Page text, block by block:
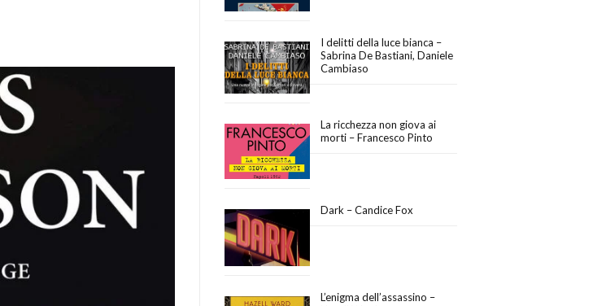
I delitti della luce bianca –
Sabrina De Bastiani, Daniele
Cambiaso
La ricchezza non giova ai
morti – Francesco Pinto
Dark – Candice Fox
L’enigma dell’assassino –